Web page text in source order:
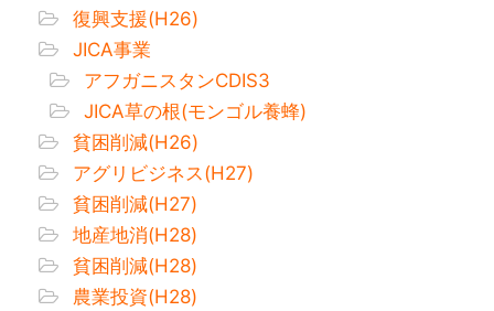
復興支援(H26)
JICA事業
アフガニスタンCDIS3
JICA草の根(モンゴル養蜂)
貧困削減(H26)
アグリビジネス(H27)
貧困削減(H27)
地産地消(H28)
貧困削減(H28)
農業投資(H28)